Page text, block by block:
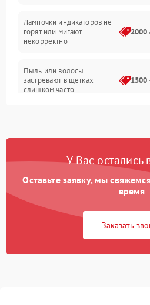
Батарея
Программные сбои
Лампочки индикаторов не
горят или мигают
некорректно
2000
Пыль или волосы
застревают в щетках
слишком часто
1500
У Вас остались
Оставьте заявку, мы
время
Заказать